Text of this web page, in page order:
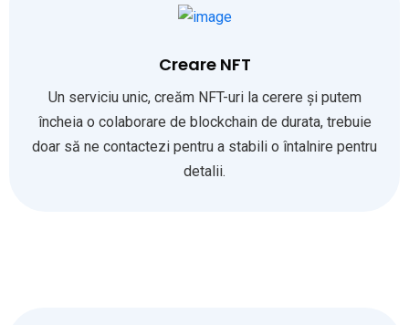
Creare NFT
Un serviciu unic, creăm NFT-uri la cerere și putem
încheia o colaborare de blockchain de durata, trebuie
doar să ne contactezi pentru a stabili o întalnire pentru
detalii.